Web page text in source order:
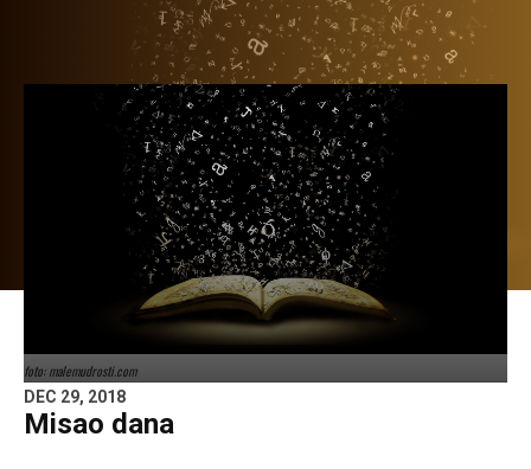
foto: malemudrosti.com
DEC 29, 2018
Misao dana